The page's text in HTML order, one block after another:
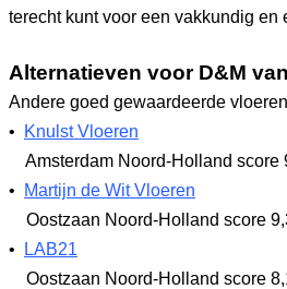
terecht kunt voor een vakkundig en
Alternatieven voor D&M
Andere goed gewaardeerde
•
Knulst Vloeren
Amsterdam Noord-Holland score
•
Martijn de Wit Vloeren
Oostzaan Noord-Holland score
•
LAB21
Oostzaan Noord-Holland score